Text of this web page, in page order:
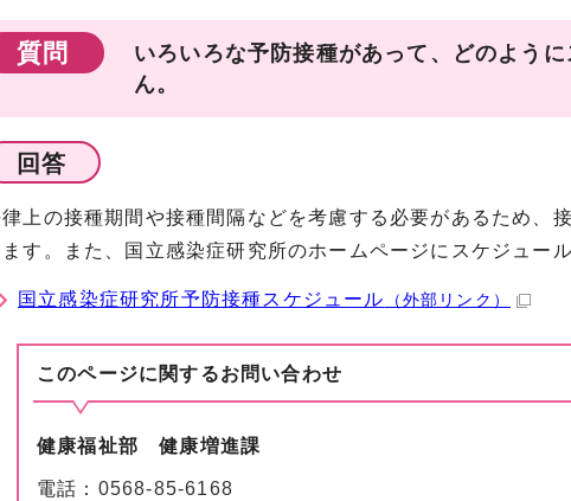
質問
いろいろな予防接種があって、どのよう
ん。
回答
上の接種期間や接種間隔などを考慮する必要があるため、
ます。また、国立感染症研究所のホームページにスケジュー
国立感染症研究所予防接種スケジュール （外部リンク）
このページに関するお問い合わせ
健康福祉部 健康増進課
電話： 0568-85-6168